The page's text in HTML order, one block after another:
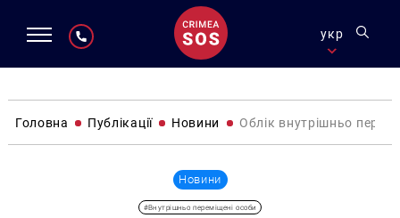
укр
Головна Публікації Новини Облік внутрішньо
Новини
#Внутрішньо переміщені особи